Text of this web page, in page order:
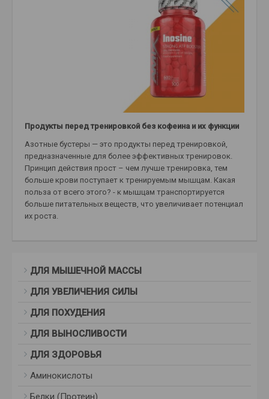
Продукты перед тренировкой без кофеина и их функции
Азотные бустеры — это продукты перед тренировкой,
предназначенные для более эффективных тренировок.
Принцип действия прост – чем лучше тренировка, тем
больше крови поступает к тренируемым мышцам. Какая
польза от всего этого? - к мышцам транспортируется
больше питательных веществ, что увеличивает потенциал
их роста.
ДЛЯ МЫШЕЧНОЙ МАССЫ
ДЛЯ УВЕЛИЧЕНИЯ СИЛЫ
ДЛЯ ПОХУДЕНИЯ
ДЛЯ ВЫНОСЛИВОСТИ
ДЛЯ ЗДОРОВЬЯ
Аминокислоты
Белки (Протеин)